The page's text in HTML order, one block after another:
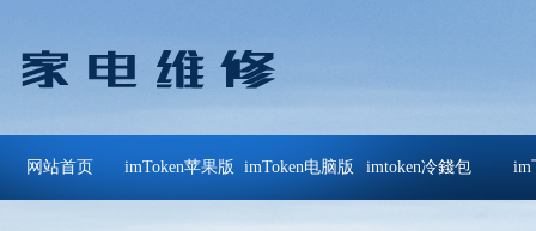
网站首页 imToken苹果版 imToken电脑版 imtoken冷錢包 im